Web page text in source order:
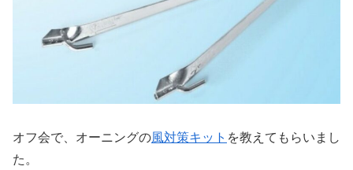
オフ会で、オーニングの風対策キット を教えてもらいまし
た。